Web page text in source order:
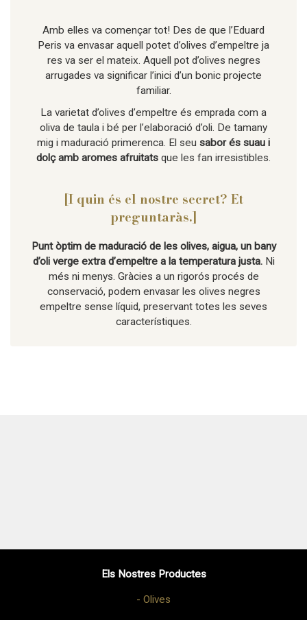
Amb elles va començar tot! Des de que l’Eduard
Peris va envasar aquell potet d’olives d’empeltre ja
res va ser el mateix. Aquell pot d’olives negres
arrugades va significar l’inici d’un bonic projecte
familiar.
La varietat d’olives d’empeltre és emprada com a
oliva de taula i bé per l’elaboració d’oli. De tamany
mig i maduració primerenca. El seu sabor és suau i
dolç amb aromes afruitats que les fan irresistibles.
[I quin és el nostre secret? Et
preguntaràs.]
Punt òptim de maduració de les olives, aigua, un bany
d’oli verge extra d’empeltre a la temperatura justa.Ni
més ni menys. Gràcies a un rigorós procés de
conservació, podem envasar les olives negres
empeltre sense líquid, preservant totes les seves
característiques.
Els Nostres Productes
- Olives